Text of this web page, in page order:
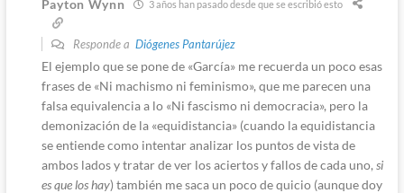
Payton Wynn 3 años han pasado desde que se escribió esto
Responde a Diógenes Pantarújez
El ejemplo que se pone de «García» me recuerda un poco esas
frases de «Ni machismo ni feminismo», que me parecen una
falsa equivalencia a lo «Ni fascismo ni democracia», pero la
demonización de la «equidistancia» (cuando la equidistancia
se entiende como intentar analizar los puntos de vista de
ambos lados y tratar de ver los aciertos y fallos de cada uno, si
es que los hay) también me saca un poco de quicio (aunque doy